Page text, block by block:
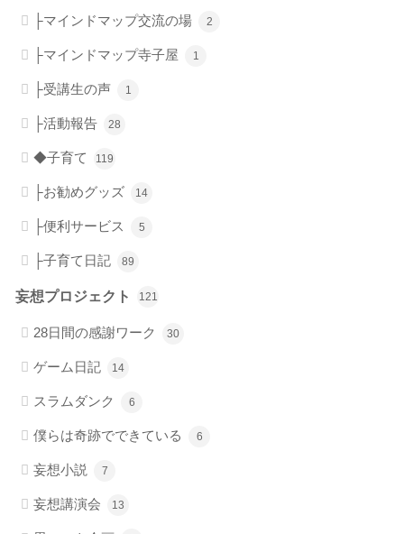
├マインドマップ交流の場 2
├マインドマップ寺子屋 1
├受講生の声 1
├活動報告 28
◆子育て 119
├お勧めグッズ 14
├便利サービス 5
├子育て日記 89
妄想プロジェクト 121
28日間の感謝ワーク 30
ゲーム日記 14
スラムダンク 6
僕らは奇跡でできている 6
妄想小説 7
妄想講演会 13